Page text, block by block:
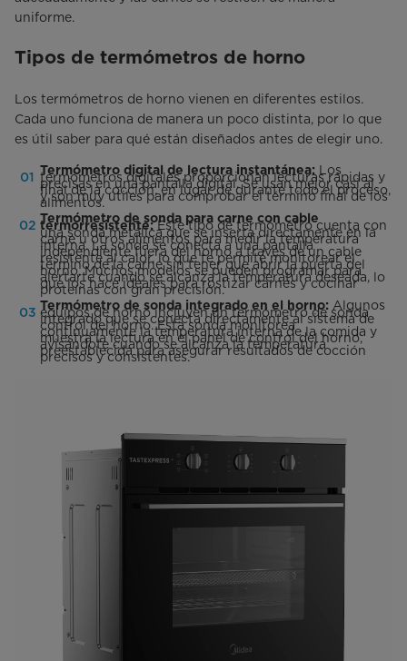
uniforme.
Tipos de termómetros de horno
Los termómetros de horno vienen en diferentes estilos.
Cada uno funciona de manera un poco distinta, por lo que
es útil saber para qué están diseñados antes de elegir uno.
Termómetro digital de lectura instantánea: Los
termómetros digitales proporcionan lecturas rápidas y
precisas en una pantalla digital. Se usan mejor casi al
final de la cocción, en lugar de durante todo el proceso,
y son muy útiles para comprobar el término final de los
alimentos.
Termómetro de sonda para carne con cable
termorresistente:Este tipo de termómetro cuenta con
una sonda metálica que se inserta directamente en la
carne u otros alimentos para medir la temperatura
interna. La sonda se conecta a una pantalla
independiente fuera del horno a través de un cable
resistente al calor, lo que te permite monitorear el
término de la carne sin tener que abrir la puerta del
horno. Muchos modelos se pueden programar para
alertarte cuando se alcanza la temperatura deseada, lo
que los hace ideales para rostizar carnes y cocinar
proteínas con gran precisión.
Termómetro de sonda integrado en el horno: Algunos
equipos de horno incluyen un termómetro de sonda
integrado que se conecta directamente al sistema de
control del horno. Esta sonda monitorea
continuamente la temperatura interna de la comida y
muestra la lectura en el panel de control del horno,
avisándote cuando se alcanza la temperatura
preestablecida para asegurar resultados de cocción
precisos y consistentes.